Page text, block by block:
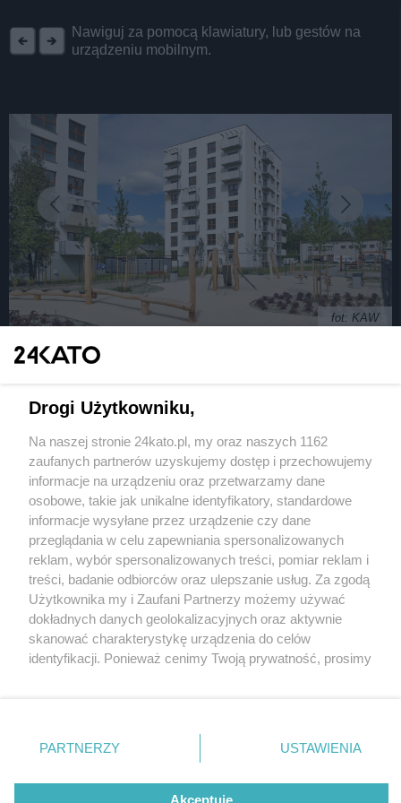
Nawiguj za pomocą klawiatury, lub gestów na
urządzeniu mobilnym.
fot: KAW
swoich najemców
1 / 4
70 mieszkań przy al.
Korfantego 177 ma już
swoich najemców
Przeznaczona w całości na cele komunalne inwestycja
cieszy się zainteresowaniem ze strony potencjalnych
najemców – zawarto 70 umów najmu, a kolejnych 8
Osiedle przy al. Korfantego 177 oferuje szereg
udogodnień, takich jak ogrzewanie podłogowe,
Wydawca mediów lokalnych
Nie zapomnij
zapoznać się z:
polityką prywatności regulamin korzystania z portali
Twojemiasto
Piekary Śląskie
Chorzów
Tarnowskie Góry
Gliwice
Skontakuj sięz nami
Kontakt
Wydawca
Redakcja
Drogi Użytkowniku,
Na naszej stronie 24kato.pl, my oraz naszych 1162
zaufanych partnerów uzyskujemy dostęp i przechowujemy
informacje na urządzeniu oraz przetwarzamy dane
osobowe, takie jak unikalne identyfikatory, standardowe
informacje wysyłane przez urządzenie czy dane
przeglądania w celu zapewniania spersonalizowanych
reklam, wybór spersonalizowanych treści, pomiar reklam i
treści, badanie odbiorców oraz ulepszanie usług. Za zgodą
Użytkownika my i Zaufani Partnerzy możemy używać
dokładnych danych geolokalizacyjnych oraz aktywnie
skanować charakterystykę urządzenia do celów
identyfikacji. Ponieważ cenimy Twoją prywatność, prosimy
prywatności znajdujący się w lewym dolnym rogu strony
. Niektóre rodzaje przetwarzania danych nie wymagają
zgody użytkownika, ale masz prawo sprzeciwić się
takiemu przetwarzaniu. Preferencje będą miały
PARTNERZY USTAWIENIA
Akceptuję